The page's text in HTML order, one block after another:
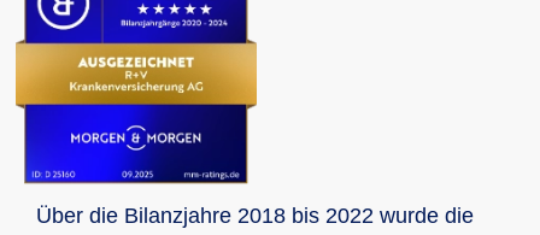
Über die Bilanzjahre 2018 bis 2022 wurde die